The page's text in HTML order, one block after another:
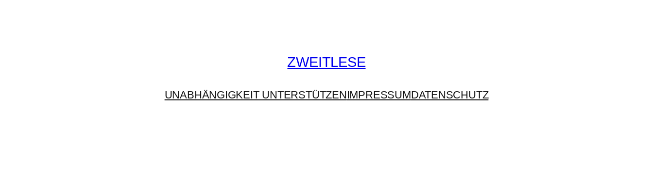
ZWEITLESE
UNABHÄNGIGKEIT UNTERSTÜTZENIMPRESSUMDATENSCHUTZ